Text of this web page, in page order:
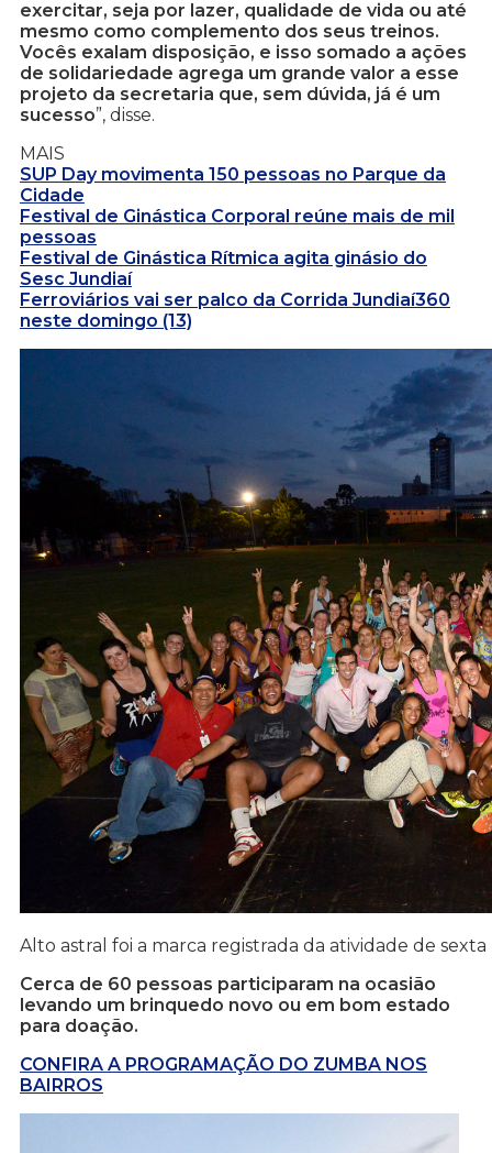
exercitar, seja por lazer, qualidade de vida ou até
mesmo como complemento dos seus treinos.
Vocês exalam disposição, e isso somado a ações
de solidariedade agrega um grande valor a esse
projeto da secretaria que, sem dúvida, já é um
sucesso”, disse.
MAIS
SUP Day movimenta 150 pessoas no Parque da
Cidade
Festival de Ginástica Corporal reúne mais de mil
pessoas
Festival de Ginástica Rítmica agita ginásio do
Sesc Jundiaí
Ferroviários vai ser palco da Corrida Jundiaí360
neste domingo (13)
Alto astral foi a marca registrada da atividade de
Cerca de 60 pessoas participaram na ocasião
levando um brinquedo novo ou em bom estado
para doação.
CONFIRA A PROGRAMAÇÃO DO ZUMBA NOS
BAIRROS